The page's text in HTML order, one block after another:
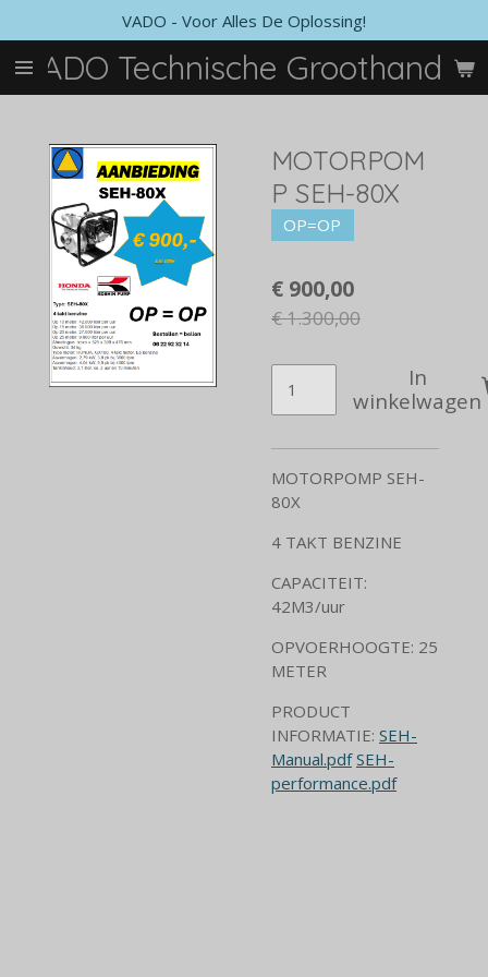
direct
naar
de
VADO Technische Groothandel
VADO - Voor Alles De Oplossing!
MOTORPOM
P SEH-80X
OP=OP
€ 900,00
€ 1.300,00
In
winkelwagen
MOTORPOMP SEH-
80X
4 TAKT BENZINE
CAPACITEIT:
42M3/uur
OPVOERHOOGTE: 25
METER
PRODUCT
INFORMATIE: SEH-
Manual.pdf SEH-
performance.pdf